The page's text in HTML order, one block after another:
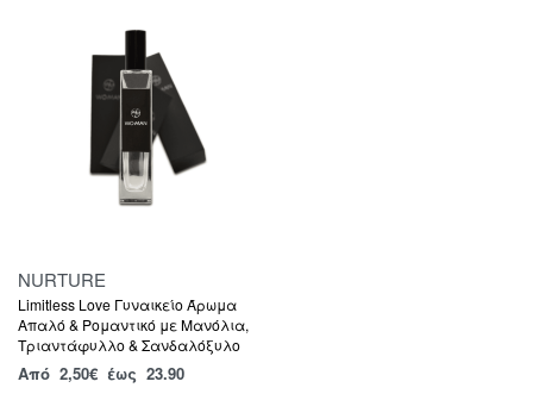
NURTURE
Limitless Love Γυναικείο Άρωμα
Απαλό & Ρομαντικό με Μανόλια,
Τριαντάφυλλο & Σανδαλόξυλο
Από 2,50€ έως 23.90